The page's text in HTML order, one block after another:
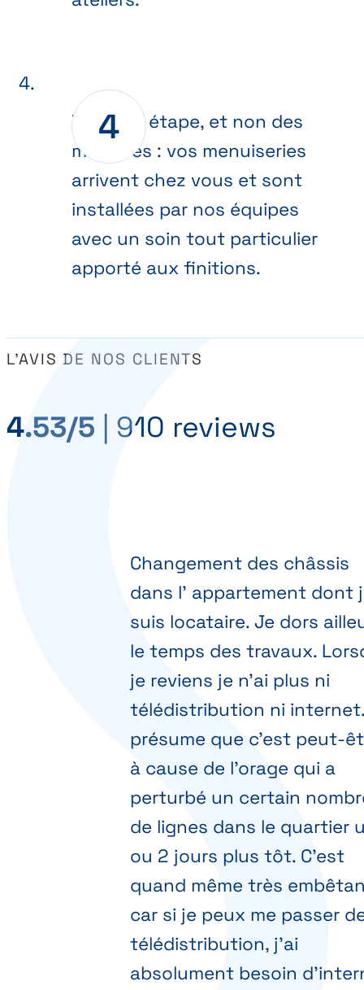
Dernière étape, et non des
moindres : vos menuiseries
arrivent chez vous et sont
installées par nos équipes
avec un soin tout particulier
apporté aux finitions.
L’AVIS DE NOS CLIENTS
4.53/5 | 910 reviews
Changement des châssis
dans l' appartement dont
suis locataire. Je dors
le temps des travaux.
je reviens je n'ai plus ni
télédistribution ni
présume que c'est peut-
à cause de l'orage qui a
perturbé un certain
de lignes dans le quartier
ou 2 jours plus tôt. C'est
quand même très
car si je peux me passer
télédistribution, j'ai
absolument besoin